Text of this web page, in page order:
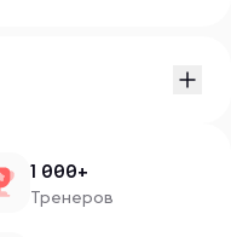
1 000+
Тренеров